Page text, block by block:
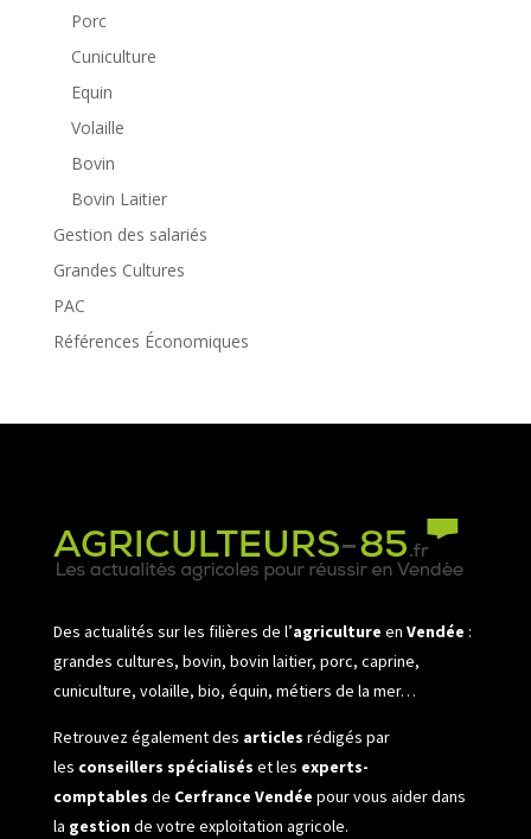
Porc
Cuniculture
Equin
Volaille
Bovin
Bovin Laitier
Gestion des salariés
Grandes Cultures
PAC
Références Économiques
Des actualités sur les filières de l’agriculture en Vendée :
grandes cultures, bovin, bovin laitier, porc, caprine,
cuniculture, volaille, bio, équin, métiers de la mer…
Retrouvez également des articles rédigés par
les conseillers spécialisés et les experts-
comptables de Cerfrance Vendée pour vous aider dans
la gestionde votre exploitation agricole.